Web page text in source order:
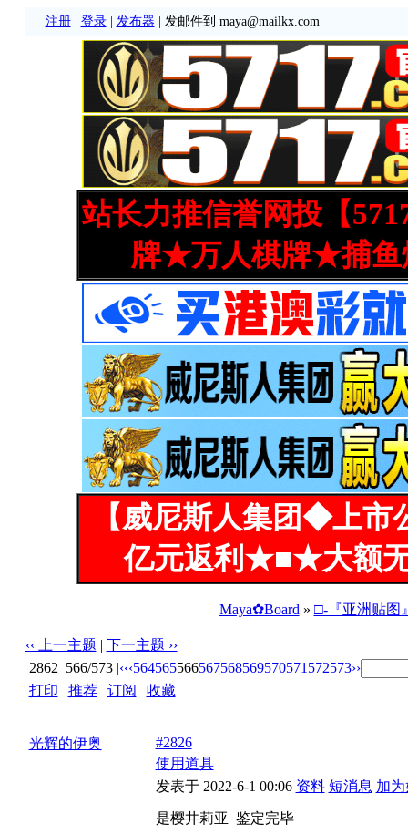
注册| 登录| 发布器 | 发邮件到 maya@mailkx.com
站长力推信誉网投【
牌★万人棋牌★捕鱼
【威尼斯人集团◆上
亿元返利★■★大额
Maya✿Board » □-『亚洲贴图
‹‹ 上一主题 | 下一主题 ››
2862 566/573 |‹‹‹564565566567568569570571 572573››
打印
推荐| 订阅
收藏
光辉的伊奥
#2826
使用道具
发表于 2022-6-1 00:06 资料 短消息 加
是樱井莉亚 鉴定完毕